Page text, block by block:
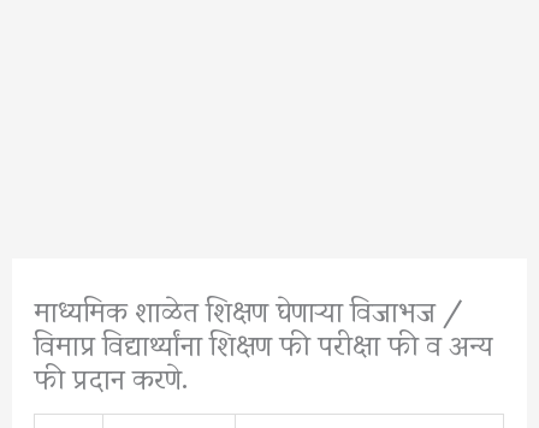
माध्यमिक शाळेत शिक्षण घेणाऱ्या विजाभज /
विमाप्र विद्यार्थ्यांना शिक्षण फी परीक्षा फी व अन्य
फी प्रदान करणे.